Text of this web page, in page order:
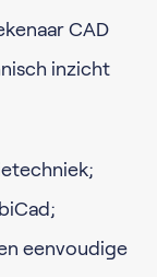
CAD
inzicht
eenvoudige